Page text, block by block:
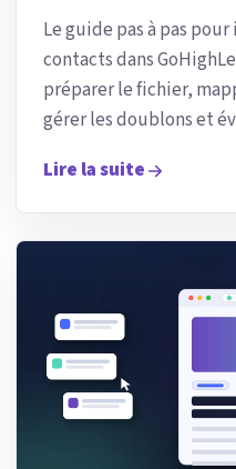
Le guide pas à pas
contacts dans
préparer le fichier,
gérer les doublons et
Lire la suite